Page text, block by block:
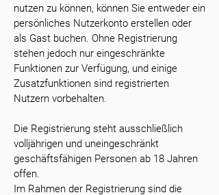
nutzen zu können, können Sie entweder ein
persönliches Nutzerkonto erstellen oder
als Gast buchen. Ohne Registrierung
stehen jedoch nur eingeschränkte
Funktionen zur Verfügung, und einige
Zusatzfunktionen sind registrierten
Nutzern vorbehalten.
Die Registrierung steht ausschließlich
volljährigen und uneingeschränkt
geschäftsfähigen Personen ab 18 Jahren
offen.
Im Rahmen der Registrierung sind die